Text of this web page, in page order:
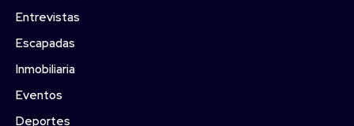
Entrevistas
Escapadas
Inmobiliaria
Eventos
Deportes